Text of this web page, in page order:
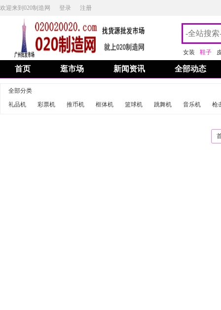
欢迎来到020制造网 登录 注册
女装 鞋子
首页 逛市场 新闻资讯 全部动态
全部分类
礼品机
彩票机 推币机 框体机 篮球机 跳舞机 音乐机 枪